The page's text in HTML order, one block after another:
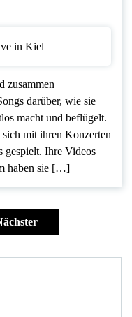
zusammen
darüber, wie sie
macht und beflügelt.
mit ihren Konzerten
gespielt. Ihre Videos
haben sie […]